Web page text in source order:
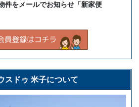
件をメールでお知らせ「新家便
スドゥ 米子について